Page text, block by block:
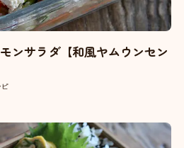
ンサラダ【和風ヤムウンセン